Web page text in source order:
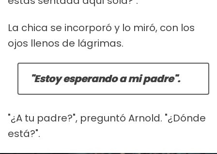
La chica se incorporó y lo miró, con los
ojos llenos de lágrimas.
"Estoy esperando a mi padre".
"¿A tu padre?", preguntó Arnold. "¿Dónde
está?".